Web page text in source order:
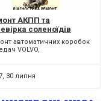
АКПП та
соленоїдів
V40 V50 V60 V70 V90
XC60 XC90 AISIN
# 36001817#
#31367035
автоматичних коробок
VOLVO,
50,TF80SC, 6DCT451. В...
30 липня